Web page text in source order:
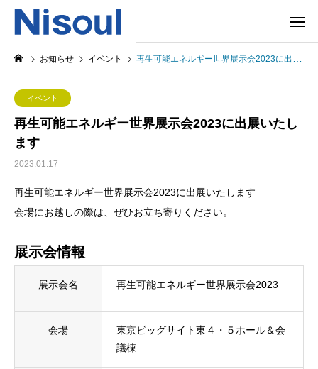
お知らせ イベント 再生可能エネルギー世界展示会2023に出展いたします
イベント
再生可能エネルギー世界展示会2023に出展いたし
ます
2023.01.17
再生可能エネルギー世界展示会2023に出展いたします
会場にお越しの際は、ぜひお立ち寄りください。
展示会情報
展示会名 再生可能エネルギー世界展示会2023
会場
東京ビッグサイト東４・５ホール＆会
議棟